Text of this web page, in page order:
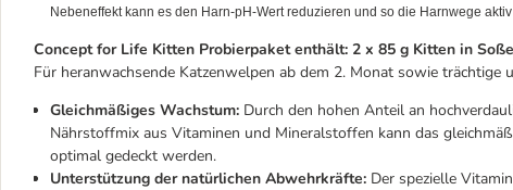
Nebeneffekt kann es den Harn-pH-Wert reduzieren und so die Harnwege
Concept for Life Kitten Probierpaket enthält: 2 x 85 g Kitten in
Für heranwachsende Katzenwelpen ab dem 2. Monat sowie
Gleichmäßiges Wachstum: Durch den hohen Anteil an
Nährstoffmix aus Vitaminen und Mineralstoffen kann das
optimal gedeckt werden.
Unterstützung der natürlichen Abwehrkräfte: Der spezielle